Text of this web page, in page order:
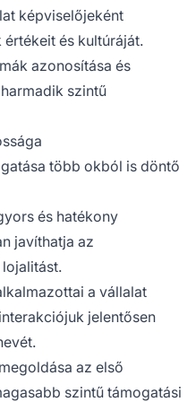
képviselőjeként
és kultúráját.
azonosítása és
szintű
több okból is döntő
és hatékony
javíthatja az
a vállalat
jelentősen
az első
szintű támogatási